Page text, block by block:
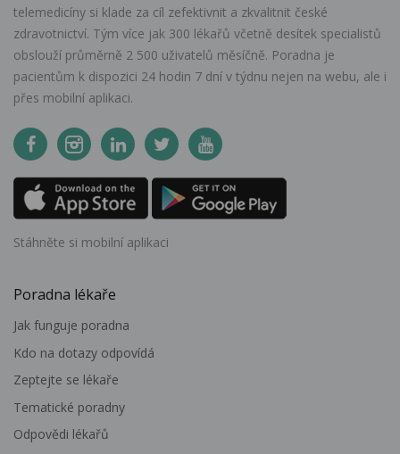
telemedicíny si klade za cíl zefektivnit a zkvalitnit české
zdravotnictví. Tým více jak 300 lékařů včetně desítek specialistů
obslouží průměrně 2 500 uživatelů měsíčně. Poradna je
pacientům k dispozici 24 hodin 7 dní v týdnu nejen na webu, ale i
přes mobilní aplikaci.
Stáhněte si mobilní aplikaci
Poradna lékaře
Jak funguje poradna
Kdo na dotazy odpovídá
Zeptejte se lékaře
Tematické poradny
Odpovědi lékařů